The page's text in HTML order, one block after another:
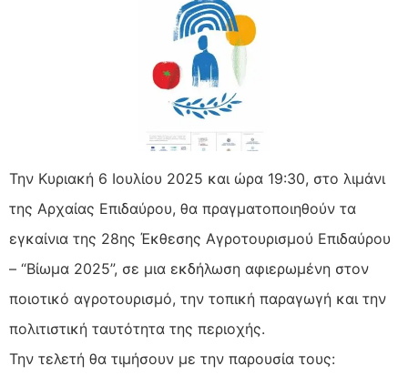
Την Κυριακή 6 Ιουλίου 2025 και ώρα 19:30, στο λιμάνι
της Αρχαίας Επιδαύρου, θα πραγματοποιηθούν τα
εγκαίνια της 28ης Έκθεσης Αγροτουρισμού Επιδαύρου
– “Βίωμα 2025”, σε μια εκδήλωση αφιερωμένη στον
ποιοτικό αγροτουρισμό, την τοπική παραγωγή και την
πολιτιστική ταυτότητα της περιοχής.
Την τελετή θα τιμήσουν με την παρουσία τους: